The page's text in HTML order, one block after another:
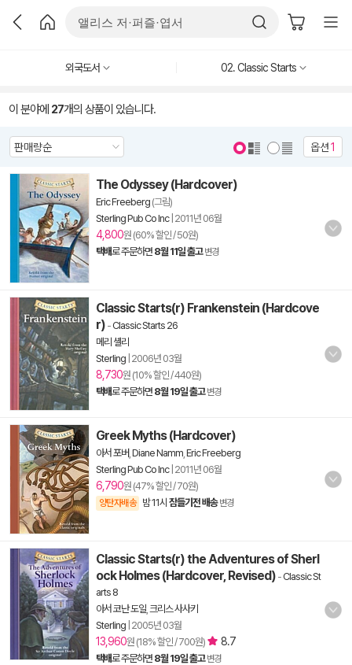
외국도서 02. Classic Starts
이 분야에 27개의 상품이 있습니다.
옵션1
The Odyssey (Hardcover)
Eric Freeberg (그림)
Sterling Pub Co Inc| 2011년 06월
4,800원 (60% 할인 / 50원)
택배로 주문하면 8월 11일 출고 변경
Classic Starts(r) Frankenstein (Hardcove
r) -Classic Starts 26
메리 셸리
Sterling 2006년 03월
8,730원 (10% 할인 / 440원)
택배로 주문하면 8월 19일 출고 변경
Greek Myths (Hardcover)
아서 포버 Diane Namm Eric Freeberg
Sterling Pub Co Inc| 2011년 06월
6,790원 (47% 할인 / 70원)
양탄자배송 밤 11시 잠들기전 배송 변경
Classic Starts(r) the Adventures of Sherl
ock Holmes (Hardcover, Revised) -Classic St
arts 8
아서 코난 도일 크리스 사사키
Sterling 2005년 03월
13,960원 (18% 할인 / 700원) 8.7
택배로 주문하면 8월 19일 출고 변경